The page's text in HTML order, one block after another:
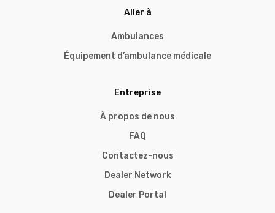
Aller à
Ambulances
Équipement d’ambulance médicale
Entreprise
À propos de nous
FAQ
Contactez-nous
Dealer Network
Dealer Portal